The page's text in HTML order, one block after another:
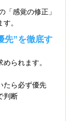
「感覚の修正」
。
先”を徹底す
られます。
たら必ず優先
判断